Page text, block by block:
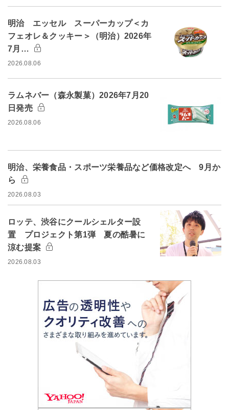
明治 エッセル スーパーカップ＜カ
フェオレ＆クッキー＞（明治）2026年
7月…
2026.08.06
ラムネバー（森永製菓）2026年7月20
日発売
2026.08.06
明治、栄養食品・スポーツ栄養品など価格改定へ 9月か
ら
2026.08.03
ロッテ、渋谷にクールシェルター設
置 プロジェクト第1弾 夏の酷暑に
涼む提案
2026.08.03